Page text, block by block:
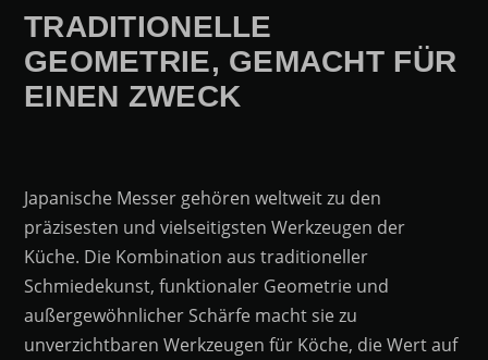
TRADITIONELLE
GEOMETRIE, GEMACHT FÜR
EINEN ZWECK
Japanische Messer gehören weltweit zu den
präzisesten und vielseitigsten Werkzeugen der
Küche. Die Kombination aus traditioneller
Schmiedekunst, funktionaler Geometrie und
außergewöhnlicher Schärfe macht sie zu
unverzichtbaren Werkzeugen für Köche, die Wert auf